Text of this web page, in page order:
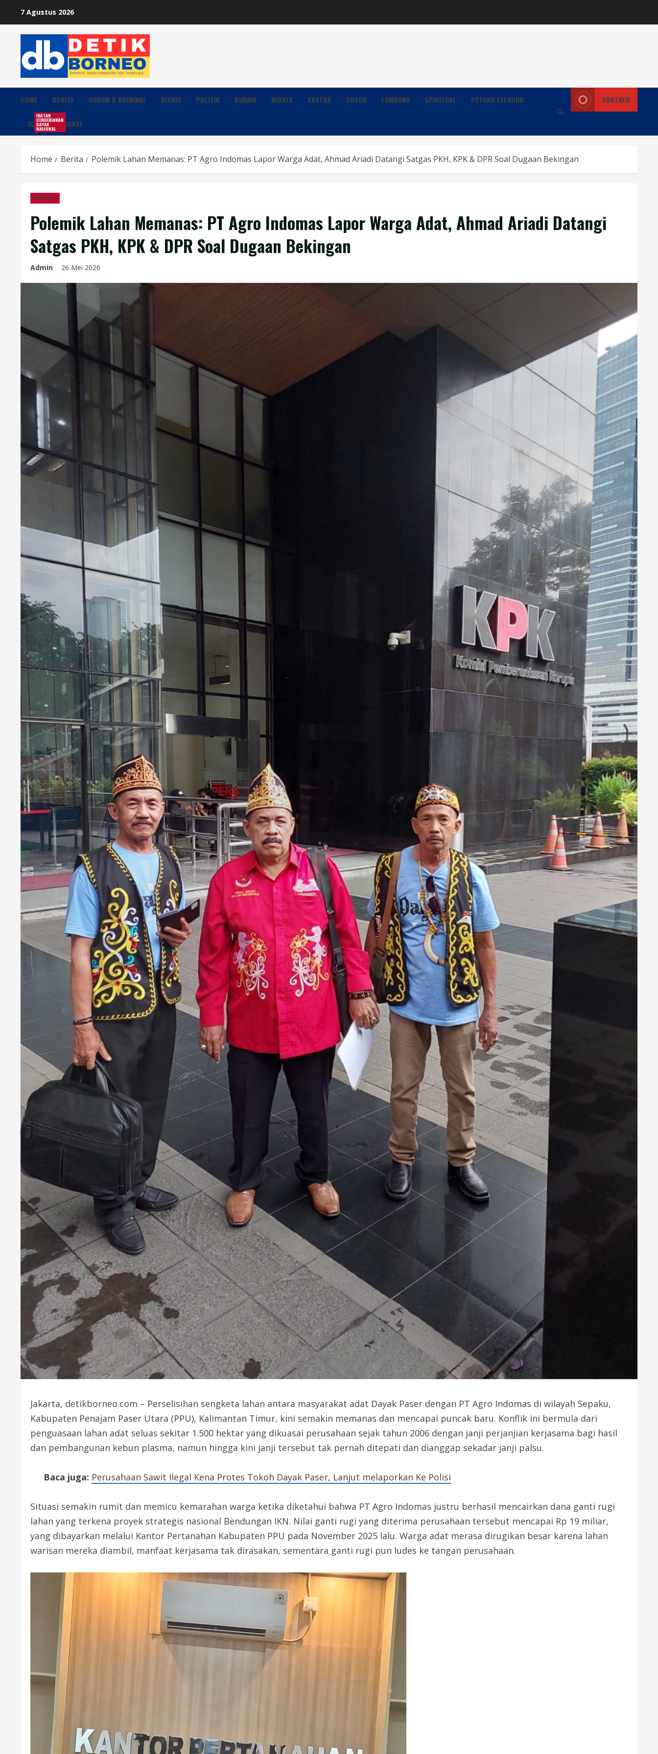
content
7 Agustus 2026
HOME BERITA HUKUM & KRIMINAL BISNIS POLITIK BUDAYA WISATA SASTRA SOSOK LUMBUNG SPIRITUAL PETUAH LELUHUR
ICDN
IKATAN
CENDEKIAWAN
DAYAK
NASIONALREDAKSI
PARTNER
Home Berita Polemik Lahan Memanas: PT Agro Indomas Lapor Warga Adat, Ahmad Ariadi Datangi Satgas PKH, KPK & DPR Soal Dugaan Bekingan
Berita
Polemik Lahan Memanas: PT Agro Indomas Lapor Warga Adat, Ahmad Ariadi Datangi
Satgas PKH, KPK & DPR Soal Dugaan Bekingan
Admin 26 Mei 2026
Jakarta, detikborneo.com – Perselisihan sengketa lahan antara masyarakat adat Dayak Paser dengan PT Agro Indomas di wilayah Sepaku,
Kabupaten Penajam Paser Utara (PPU), Kalimantan Timur, kini semakin memanas dan mencapai puncak baru. Konflik ini bermula dari
penguasaan lahan adat seluas sekitar 1.500 hektar yang dikuasai perusahaan sejak tahun 2006 dengan janji perjanjian kerjasama bagi hasil
dan pembangunan kebun plasma, namun hingga kini janji tersebut tak pernah ditepati dan dianggap sekadar janji palsu.
Baca juga: Perusahaan Sawit Ilegal Kena Protes Tokoh Dayak Paser, Lanjut melaporkan Ke Polisi
Situasi semakin rumit dan memicu kemarahan warga ketika diketahui bahwa PT Agro Indomas justru berhasil mencairkan dana ganti rugi
lahan yang terkena proyek strategis nasional Bendungan IKN. Nilai ganti rugi yang diterima perusahaan tersebut mencapai Rp 19 miliar,
yang dibayarkan melalui Kantor Pertanahan Kabupaten PPU pada November 2025 lalu. Warga adat merasa dirugikan besar karena lahan
warisan mereka diambil, manfaat kerjasama tak dirasakan, sementara ganti rugi pun ludes ke tangan perusahaan.